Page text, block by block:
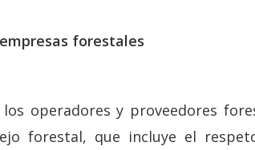
forestales
los operadores y proveedores
forestal, que incluye el